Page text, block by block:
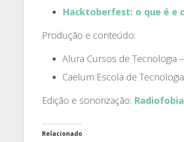
Hacktoberfest: o que é e
Produção e conteúdo:
Alura Cursos de Tecnologia –
Caelum Escola de
Edição e sonorização:
Relacionado